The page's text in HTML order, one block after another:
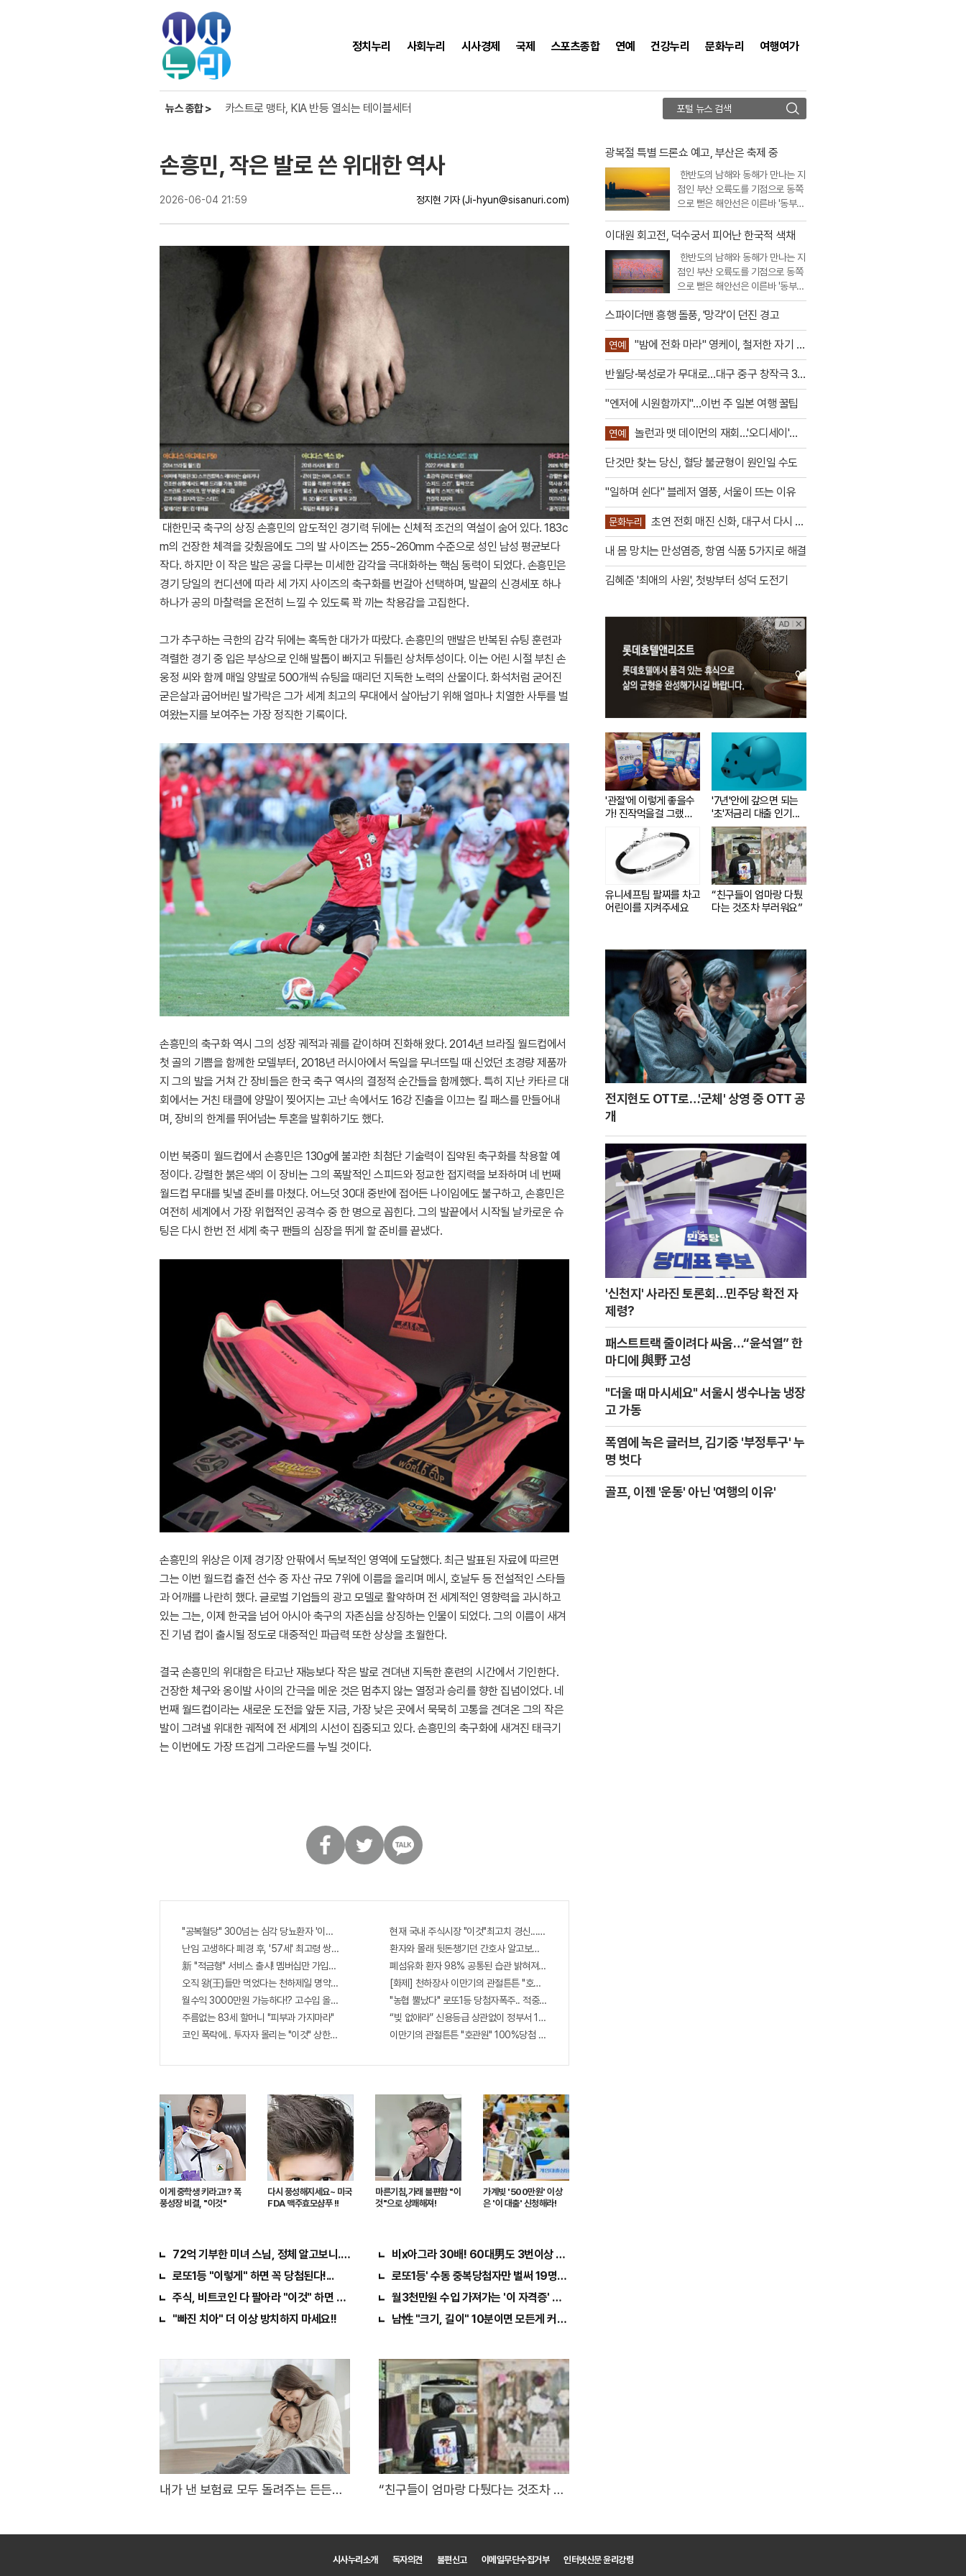
검
정치누리 사회누리 시사경제 국제 스포츠종합 연예 건강누리 문화누리 여행여가
뉴스 종합 >
케인, 토트넘 복귀 거절? 1236억 잭팟 터진다
카스트로 맹타, KIA 반등 열쇠는 테이블세터
손흥민, 작은 발로 쓴 위대한 역사
2026-06-04 21:59 정지현 기자 (Ji-hyun@sisanuri.com)
대한민국 축구의 상징 손흥민의 압도적인 경기력 뒤에는 신체적 조건의 역설이 숨어 있다. 183c
m의 건장한 체격을 갖췄음에도 그의 발 사이즈는 255~260mm 수준으로 성인 남성 평균보다
작다. 하지만 이 작은 발은 공을 다루는 미세한 감각을 극대화하는 핵심 동력이 되었다. 손흥민은
경기 당일의 컨디션에 따라 세 가지 사이즈의 축구화를 번갈아 선택하며, 발끝의 신경세포 하나
하나가 공의 마찰력을 온전히 느낄 수 있도록 꽉 끼는 착용감을 고집한다.
그가 추구하는 극한의 감각 뒤에는 혹독한 대가가 따랐다. 손흥민의 맨발은 반복된 슈팅 훈련과
격렬한 경기 중 입은 부상으로 인해 발톱이 빠지고 뒤틀린 상처투성이다. 이는 어린 시절 부친 손
웅정 씨와 함께 매일 양발로 500개씩 슈팅을 때리던 지독한 노력의 산물이다. 화석처럼 굳어진
굳은살과 굽어버린 발가락은 그가 세계 최고의 무대에서 살아남기 위해 얼마나 치열한 사투를 벌
여왔는지를 보여주는 가장 정직한 기록이다.
손흥민의 축구화 역시 그의 성장 궤적과 궤를 같이하며 진화해 왔다. 2014년 브라질 월드컵에서
첫 골의 기쁨을 함께한 모델부터, 2018년 러시아에서 독일을 무너뜨릴 때 신었던 초경량 제품까
지 그의 발을 거쳐 간 장비들은 한국 축구 역사의 결정적 순간들을 함께했다. 특히 지난 카타르 대
회에서는 거친 태클에 양말이 찢어지는 고난 속에서도 16강 진출을 이끄는 킬 패스를 만들어내
며, 장비의 한계를 뛰어넘는 투혼을 발휘하기도 했다.
이번 북중미 월드컵에서 손흥민은 130g에 불과한 최첨단 기술력이 집약된 축구화를 착용할 예
정이다. 강렬한 붉은색의 이 장비는 그의 폭발적인 스피드와 정교한 접지력을 보좌하며 네 번째
월드컵 무대를 빛낼 준비를 마쳤다. 어느덧 30대 중반에 접어든 나이임에도 불구하고, 손흥민은
여전히 세계에서 가장 위협적인 공격수 중 한 명으로 꼽힌다. 그의 발끝에서 시작될 날카로운 슈
팅은 다시 한번 전 세계 축구 팬들의 심장을 뛰게 할 준비를 끝냈다.
손흥민의 위상은 이제 경기장 안팎에서 독보적인 영역에 도달했다. 최근 발표된 자료에 따르면
그는 이번 월드컵 출전 선수 중 자산 규모 7위에 이름을 올리며 메시, 호날두 등 전설적인 스타들
과 어깨를 나란히 했다. 글로벌 기업들의 광고 모델로 활약하며 전 세계적인 영향력을 과시하고
있는 그는, 이제 한국을 넘어 아시아 축구의 자존심을 상징하는 인물이 되었다. 그의 이름이 새겨
진 기념 컵이 출시될 정도로 대중적인 파급력 또한 상상을 초월한다.
결국 손흥민의 위대함은 타고난 재능보다 작은 발로 견뎌낸 지독한 훈련의 시간에서 기인한다.
건장한 체구와 옹이발 사이의 간극을 메운 것은 멈추지 않는 열정과 승리를 향한 집념이었다. 네
번째 월드컵이라는 새로운 도전을 앞둔 지금, 가장 낮은 곳에서 묵묵히 고통을 견뎌온 그의 작은
발이 그려낼 위대한 궤적에 전 세계의 시선이 집중되고 있다. 손흥민의 축구화에 새겨진 태극기
는 이번에도 가장 뜨겁게 그라운드를 누빌 것이다.
북
톡
"공복혈당" 300넘는 심각 당뇨환자 '이것' 먹자마자..바로
난임 고생하다 폐경 후, '57세' 최고령 쌍둥이 출산?
新 "적금형" 서비스 출시! 멤버십만 가입해도 "최신가전" 선착순 100% 무료 경품지원!!
오직 왕(王)들만 먹었다는 천하제일 명약 "침향" 싹쓰리 완판!! 왜 난리났나 봤더니..경악!
월수익 3000만원 가능하다!? 고수입 올리는 이 "자격증"에 몰리는 이유 알고보니…
주름없는 83세 할머니 "피부과 가지마라"
코인 폭락에.. 투자자 몰리는 "이것" 상한가 포착해! 미리 투자..
현재 국내 주식시장 "이것"최고치 경신...당장 매수해라!!
환자와 몰래 뒷돈챙기던 간호사 알고보니.."충격"
폐섬유화 환자 98% 공통된 습관 밝혀져…충격
[화제] 천하장사 이만기의 관절튼튼 "호관원" 100%당첨 혜택 난리나!!
"농협 뿔났다" 로또1등 당첨자폭주.. 적중률87%
“빚 없애라” 신용등급 상관없이 정부서 1억지원!
이만기의 관절튼튼 "호관원" 100%당첨 혜택 난리나!!
이게 중학생 키라고!? 폭
풍성장 비결, "이것"
다시 풍성해지세요~ 미국
FDA 맥주효모샴푸 !!
마른기침,가래 불편함 "이
것"으로 상쾌해져!
가계빚 '500만원' 이상
은 '이 대출' 신청해라!
72억 기부한 미녀 스님, 정체 알고보니..충격!
로또1등 "이렇게" 하면 꼭 당첨된다!...
주식, 비트코인 다 팔아라 "이것" 하면 큰돈 번다!
"빠진 치아" 더 이상 방치하지 마세요!!
비x아그라 30배! 60대男도 3번이상 불끈불끈!
로또1등' 수동 중복당첨자만 벌써 19명째 나왔다.
월3천만원 수입 가져가는 '이 자격증' 지원자 몰려!
남性 "크기, 길이" 10분이면 모든게 커져..화제!
내가 낸 보험료 모두 돌려주는 든든한
“친구들이 엄마랑 다퉜다는 것조차 부
광복절 특별 드론쇼 예고, 부산은 축제 중
한반도의 남해와 동해가 만나는 지
점인 부산 오륙도를 기점으로 동쪽
으로 뻗은 해안선은 이른바 '동부
형성한다. 이곳에는 한국을 대표하
이대원 회고전, 덕수궁서 피어난 한국적 색채
한반도의 남해와 동해가 만나는 지
점인 부산 오륙도를 기점으로 동쪽
으로 뻗은 해안선은 이른바 '동부
산'이라 불리는 황금 관광 벨트를
형성한다. 이곳에는 한국을 대표하
는 두..
스파이더맨 흥행 돌풍, '망각'이 던진 경고
연예
"밤에 전화 마라" 영케이, 철저한 자기 관
리
반월당·북성로가 무대로…대구 중구 창작극 3
편
"엔저에 시원함까지"…이번 주 일본 여행 꿀팁
연예
놀런과 맷 데이먼의 재회…'오디세이'의
전율
단것만 찾는 당신, 혈당 불균형이 원인일 수도
"일하며 쉰다" 블레저 열풍, 서울이 뜨는 이유
문화누리
초연 전회 매진 신화, 대구서 다시 피
는 민들레
내 몸 망치는 만성염증, 항염 식품 5가지로 해결
김혜준 '최애의 사원', 첫방부터 성덕 도전기
'관절'에 이렇게 좋을수
가! 진작먹을걸 그랬어
'7년'안에 갚으면 되는
'초'저금리 대출 인기...
유니세프팀 팔찌를 차고
어린이를 지켜주세요
“친구들이 엄마랑 다퉜
다는 것조차 부러워요”
전지현도 OTT로…'군체' 상영 중 OTT 공
개
'신천지' 사라진 토론회…민주당 확전 자
제령?
패스트트랙 줄이려다 싸움…“윤석열” 한
마디에 與野 고성
"더울 때 마시세요" 서울시 생수나눔 냉장
고 가동
폭염에 녹은 글러브, 김기중 '부정투구' 누
명 벗다
골프, 이젠 '운동' 아닌 '여행의 이유'
시사누리소개 독자의견 불편신고 이메일무단수집거부 인터넷신문 윤리강령